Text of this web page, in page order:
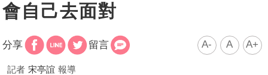
會自己去面對
分享 留言 A- A A+
記者 宋亭誼 報導